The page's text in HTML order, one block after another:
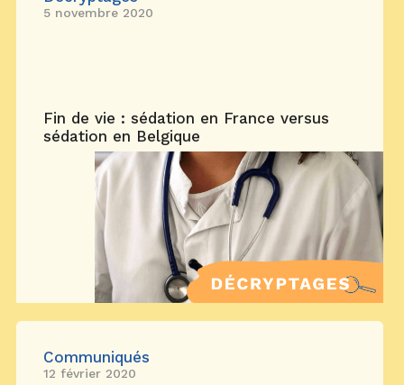
5 novembre 2020
Fin de vie : sédation en France versus
sédation en Belgique
Communiqués
12 février 2020